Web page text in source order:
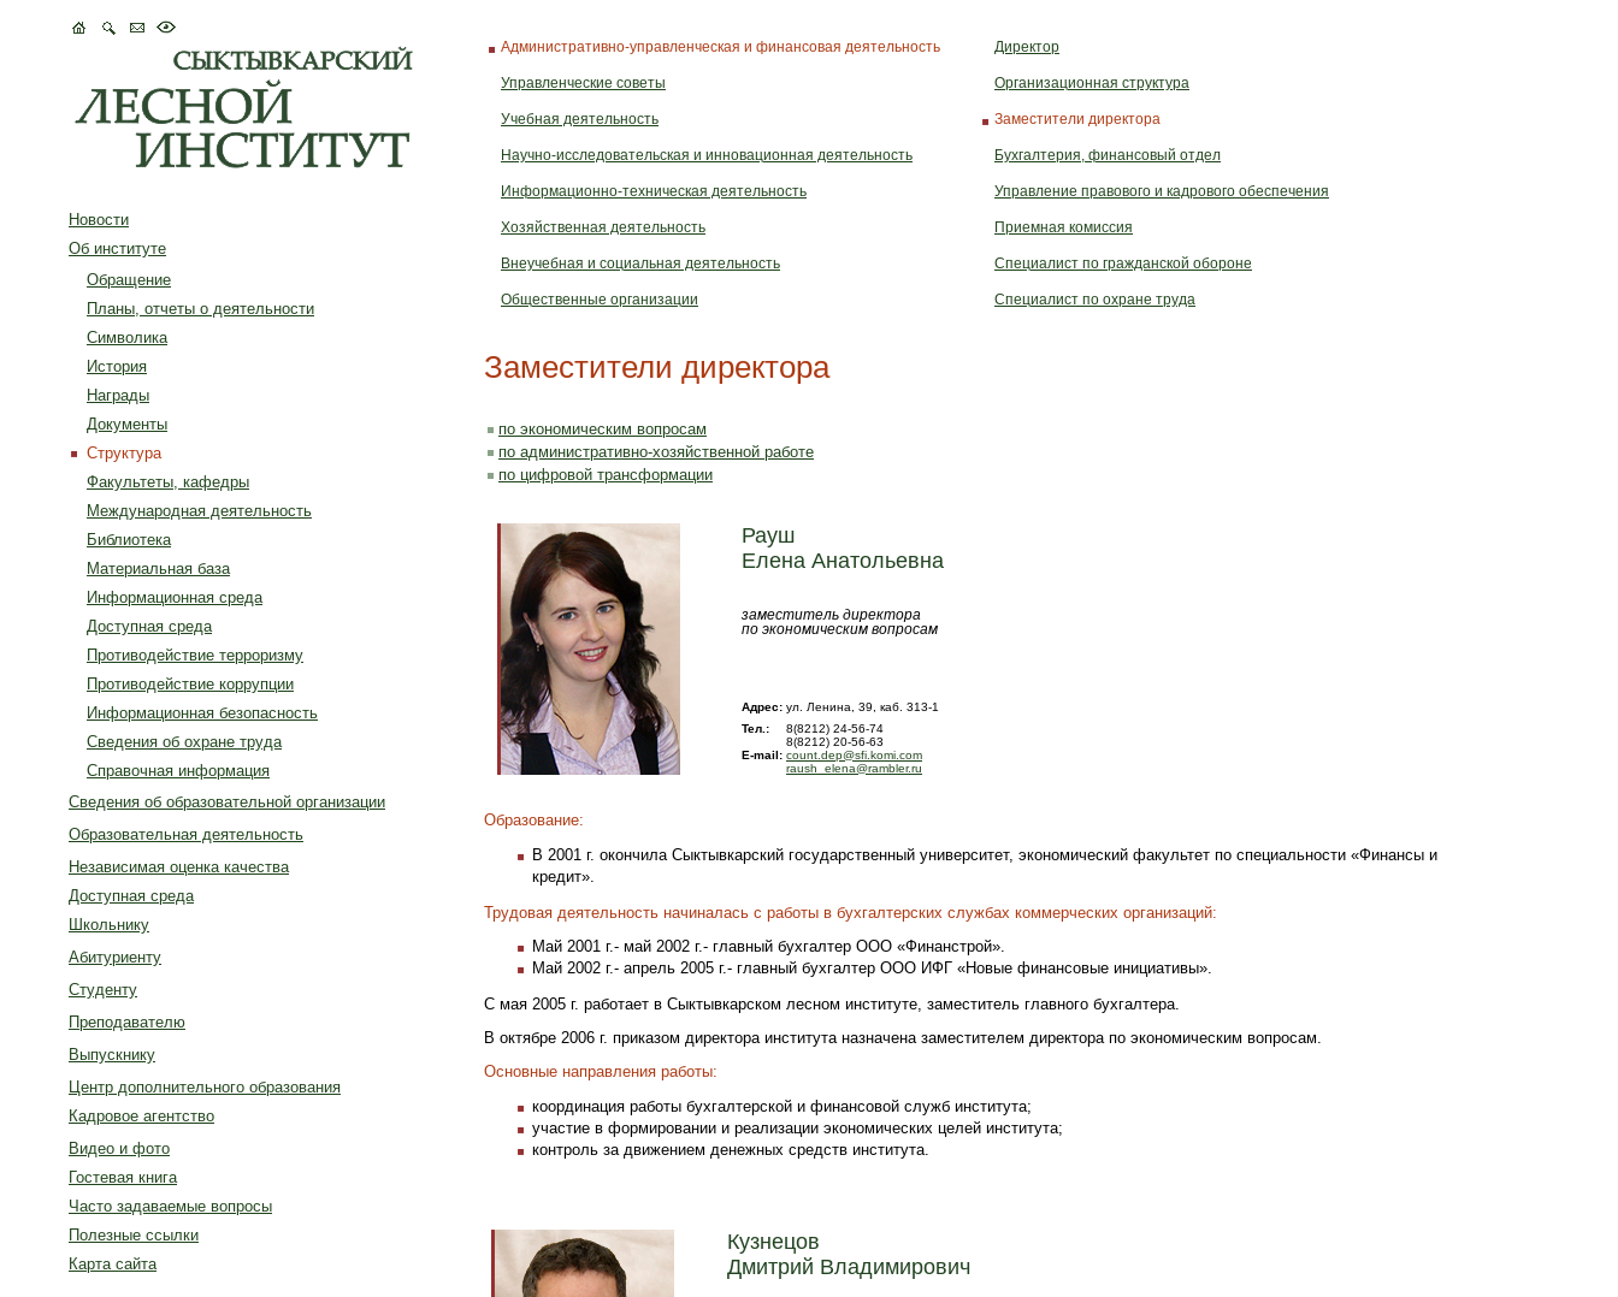
Новости
Об институте
Обращение
Планы, отчеты о деятельности
Символика
История
Награды
Документы
Структура
Факультеты, кафедры
Международная деятельность
Библиотека
Материальная база
Информационная среда
Доступная среда
Противодействие терроризму
Противодействие коррупции
Информационная безопасность
Сведения об охране труда
Справочная информация
Сведения об образовательной организации
Образовательная деятельность
Независимая оценка качества
Доступная среда
Школьнику
Абитуриенту
Студенту
Преподавателю
Выпускнику
Центр дополнительного образования
Кадровое агентство
Видео и фото
Гостевая книга
Часто задаваемые вопросы
Полезные ссылки
Карта сайта
Административно-управленческая и финансовая деятельность
Управленческие советы
Учебная деятельность
Научно-исследовательская и инновационная деятельность
Информационно-техническая деятельность
Хозяйственная деятельность
Внеучебная и социальная деятельность
Общественные организации
Директор
Организационная структура
Заместители директора
Бухгалтерия, финансовый отдел
Управление правового и кадрового обеспечения
Приемная комиссия
Специалист по гражданской обороне
Специалист по охране труда
Заместители директора
по экономическим вопросам
по административно-хозяйственной работе
по цифровой трансформации
Рауш
Елена Анатольевна
заместитель директора
по экономическим вопросам
Адрес: ул. Ленина, 39, каб. 313-1
Тел.:
8(8212) 24-56-74
8(8212) 20-56-63
E-mail: count.dep@sfi.komi.com
raush_elena@rambler.ru
Образование:
В 2001 г. окончила Сыктывкарский государственный университет, экономический факультет по специальности «Финансы и
кредит».
Трудовая деятельность начиналась с работы в бухгалтерских службах коммерческих организаций:
Май 2001 г.- май 2002 г.- главный бухгалтер ООО «Финанстрой».
Май 2002 г.- апрель 2005 г.- главный бухгалтер ООО ИФГ «Новые финансовые инициативы».
C мая 2005 г. работает в Сыктывкарском лесном институте, заместитель главного бухгалтера.
В октябре 2006 г. приказом директора института назначена заместителем директора по экономическим вопросам.
Основные направления работы:
координация работы бухгалтерской и финансовой служб института;
участие в формировании и реализации экономических целей института;
контроль за движением денежных средств института.
Кузнецов
Дмитрий Владимирович